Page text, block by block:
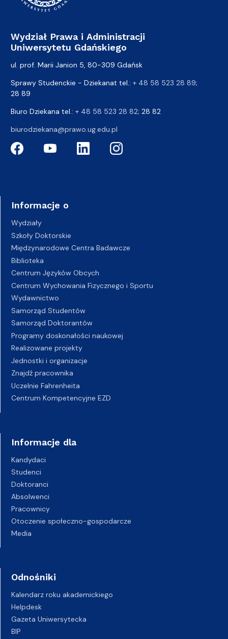
Wydział Prawa i Administracji
Uniwersytetu Gdańskiego
ul. prof. Marii Janion 5, 80-309 Gdańsk
Sprawy Studenckie - Dziekanat tel.: + 48 58 523 28 89;
28 89
Biuro Dziekana tel.: + 48 58 523 28 82; 28 82
biurodziekana@prawo.ug.edu.pl
Informacje o
Wydziały
Szkoły Doktorskie
Międzynarodowe Centra Badawcze
Biblioteka
Centrum Języków Obcych
Centrum Wychowania Fizycznego i Sportu
Wydawnictwo
Samorząd Studentów
Samorząd Doktorantów
Programy doskonałości naukowej
Realizowane projekty
Jednostki i organizacje
Znajdź pracownika
Uczelnie Fahrenheita
Centrum Kompetencyjne EZD
Informacje dla
Kandydaci
Studenci
Doktoranci
Absolwenci
Pracownicy
Otoczenie społeczno-gospodarcze
Media
Odnośniki
Kalendarz roku akademickiego
Helpdesk
Gazeta Uniwersytecka
BIP